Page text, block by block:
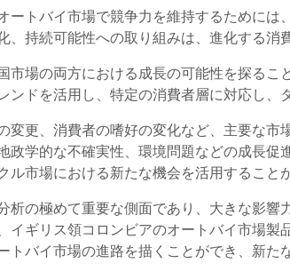
ートバイ市場で競争力を維持するために
、持続可能性への取り組みは、進化する消
市場の両方における成長の可能性を探るこ
ンドを活用し、特定の消費者層に対応し、
変更、消費者の嗜好の変化など、主要な
政学的な不確実性、環境問題などの成長
ル市場における新たな機会を活用すること
析の極めて重要な側面であり、大きな影
イギリス領コロンビアのオートバイ市場
トバイ市場の進路を描くことができ、新た